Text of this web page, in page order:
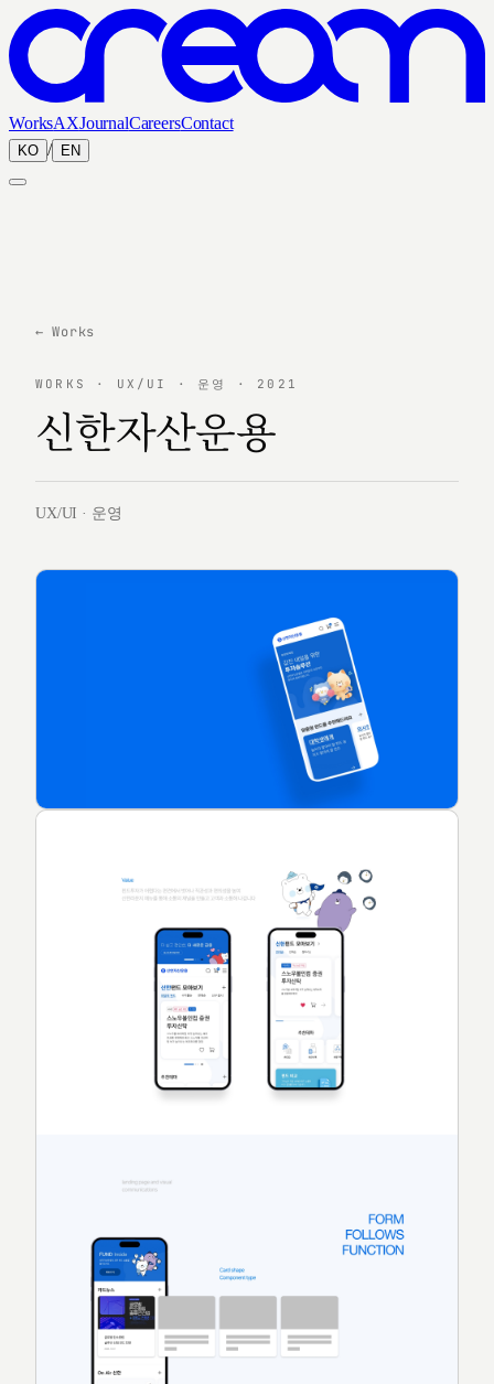
WorksAXJournalCareersContact
KO / EN
← Works
WORKS · UX/UI · 운영 · 2021
신한자산운용
UX/UI · 운영